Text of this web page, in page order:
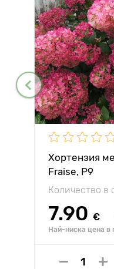
Хортензия
Fraise, P9
Количество в
7.90 €
Най-ниска цена в